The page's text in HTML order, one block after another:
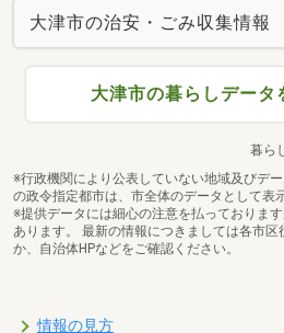
大津市の治安・ごみ収集情報
大津市の暮らしデータ
暮ら
※行政機関により公表していない地域及びデ
の政令指定都市は、市全体のデータとして表
※提供データには細心の注意を払っておりま
あります。 最新の情報につきましては各市区
か、自治体HPなどをご確認ください。
情報の見方